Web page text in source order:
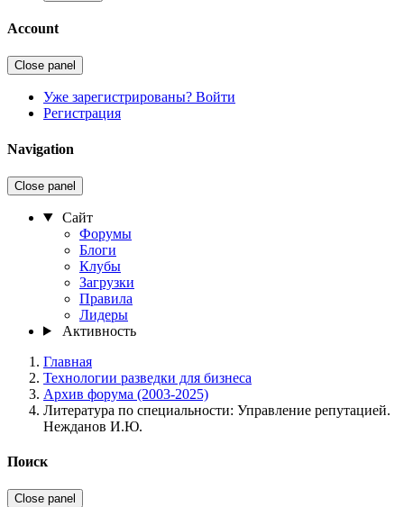
Account
Close panel
Уже зарегистрированы? Войти
Регистрация
Navigation
Close panel
Сайт
Форумы
Блоги
Клубы
Загрузки
Правила
Лидеры
Активность
Главная
Технологии разведки для бизнеса
Архив форума (2003-2025)
Литература по специальности: Управление репутацией.
Нежданов И.Ю.
Поиск
Close panel